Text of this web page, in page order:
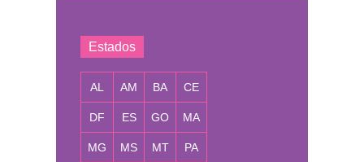
Estados
AL AM BA CE
DF ES GO MA
MG MS MT PA